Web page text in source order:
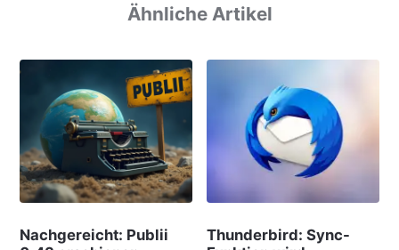
Ähnliche Artikel
Nachgereicht: Publii
Thunderbird: Sync-